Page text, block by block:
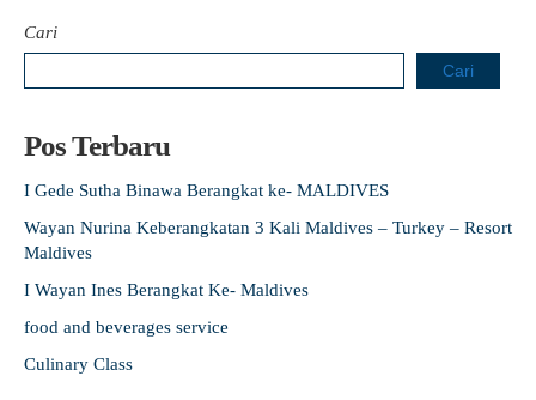
Cari
Cari
Pos Terbaru
I Gede Sutha Binawa Berangkat ke- MALDIVES
Wayan Nurina Keberangkatan 3 Kali Maldives – Turkey – Resort
Maldives
I Wayan Ines Berangkat Ke- Maldives
food and beverages service
Culinary Class